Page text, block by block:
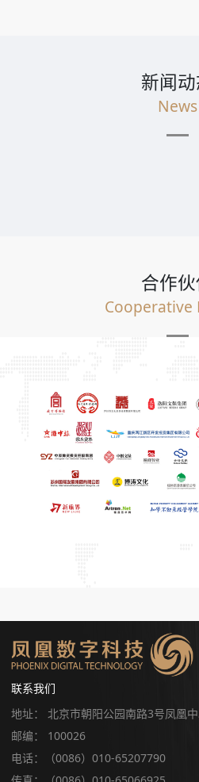
新闻
News
合作
Cooperative
联系我们
地址： 北京市朝阳公园南路3号凤凰
邮编： 100026
电话：（0086）010-65207790